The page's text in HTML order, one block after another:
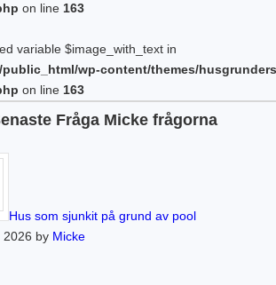
on line 163
variable $image_with_text in
wp-content/themes/
on line 163
Fråga Micke frågorna
Hus som sjunkit på grund av pool
2026 by Micke